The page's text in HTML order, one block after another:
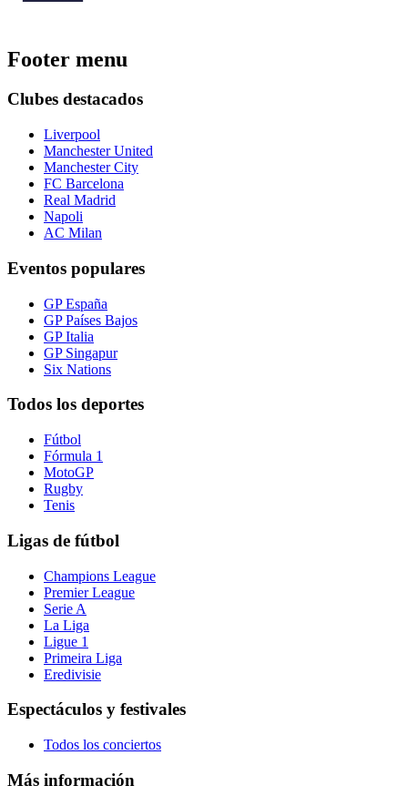
Footer menu
Clubes destacados
Liverpool
Manchester United
Manchester City
FC Barcelona
Real Madrid
Napoli
AC Milan
Eventos populares
GP España
GP Países Bajos
GP Italia
GP Singapur
Six Nations
Todos los deportes
Fútbol
Fórmula 1
MotoGP
Rugby
Tenis
Ligas de fútbol
Champions League
Premier League
Serie A
La Liga
Ligue 1
Primeira Liga
Eredivisie
Espectáculos y festivales
Todos los conciertos
Más información